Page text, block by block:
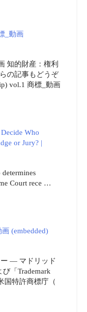
_動画
知的財産：権利
の記事もどうぞ
vol.1 商標_動画
Who
or Jury? |
Court rece …
(embedded)
ー ― マドリッド
「Trademark
国特許商標庁（